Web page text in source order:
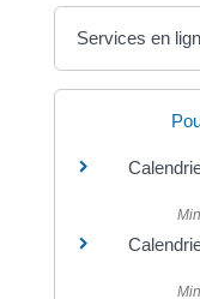
Services en